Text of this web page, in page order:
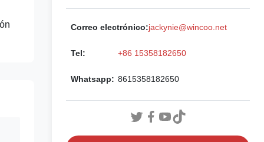
Correo electrónico:jackynie@wincoo.net
Tel: +86 15358182650
Whatsapp: 8615358182650